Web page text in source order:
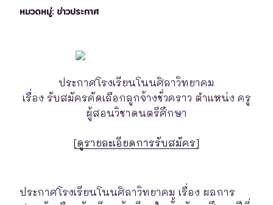
หมวดหมู่: ข่าวประกาศ
ประกาศโรงเรียนโนนศิลาวิทยาคม
เรื่อง รับสมัครคัดเลือกลูกจ้างชั่วคราว ตำแหน่ง ครู
ผู้สอนวิชาดนตรีศึกษา
[ดูรายละเอียดการรับสมัคร]
ประกาศโรงเรียนโนนศิลาวิทยาคม เรื่อง ผลการ